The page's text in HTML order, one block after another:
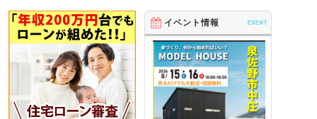
イベント情報 EVENT